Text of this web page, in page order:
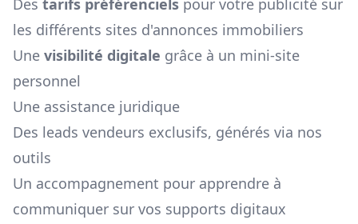
Des tarifs préférenciels pour votre publicité sur
les différents sites d'annonces immobiliers
Une visibilité digitale grâce à un mini-site
personnel
Une assistance juridique
Des leads vendeurs exclusifs, générés via nos
outils
Un accompagnement pour apprendre à
communiquer sur vos supports digitaux